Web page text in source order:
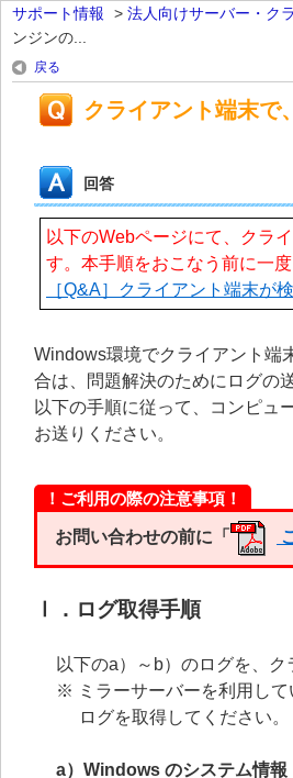
サポート情報 > 法人向けサーバー・ク
ンジンの...
戻る
クライアント端末で
回答
以下のWebページにて、クラ
す。本手順をおこなう前に一度
［Q&A］クライアント端末が
Windows環境でクライアント端
合は、問題解決のためにログの
以下の手順に従って、コンピュ
お送りください。
！ご利用の際の注意事項！
お問い合わせの前に「
Ⅰ．ログ取得手順
以下のa）～b）のログを、
※ ミラーサーバーを利用して
ログを取得してください。
a）Windows のシステム情報